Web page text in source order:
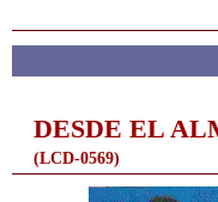
DESDE EL
(LCD-0569)